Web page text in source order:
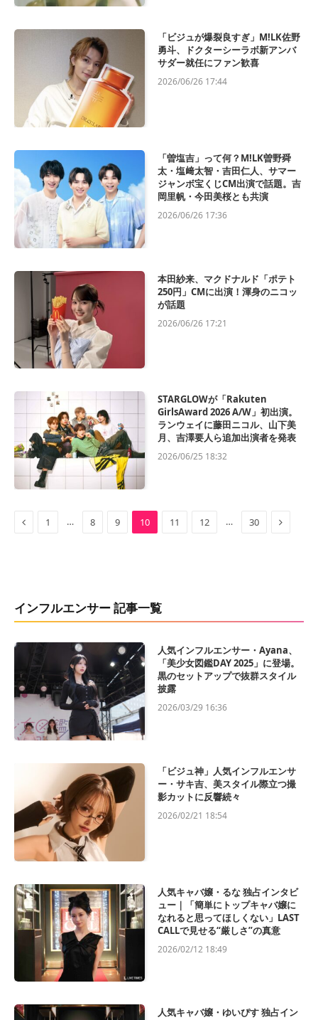
「ビジュが爆裂良すぎ」M!LK佐野
勇斗、ドクターシーラボ新アンバ
サダー就任にファン歓喜
2026/06/26 17:44
「曽塩吉」って何？M!LK曽野舜
太・塩﨑太智・吉田仁人、サマー
ジャンボ宝くじCM出演で話題。吉
岡里帆・今田美桜とも共演
2026/06/26 17:36
本田紗来、マクドナルド「ポテト
250円」CMに出演！渾身のニコッ
が話題
2026/06/26 17:21
STARGLOWが「Rakuten
GirlsAward 2026 A/W」初出演。
ランウェイに藤田ニコル、山下美
月、吉澤要人ら追加出演者を発表
2026/06/25 18:32
Previous
1 … 8 9 10 11 12 … 30 Next
インフルエンサー 記事一覧
人気インフルエンサー・Ayana、
「美少女図鑑DAY 2025」に登場。
黒のセットアップで抜群スタイル
披露
2026/03/29 16:36
「ビジュ神」人気インフルエンサ
ー・サキ吉、美スタイル際立つ撮
影カットに反響続々
2026/02/21 18:54
人気キャバ嬢・るな 独占インタビ
ュー｜「簡単にトップキャバ嬢に
なれると思ってほしくない」LAST
CALLで見せる“厳しさ”の真意
2026/02/12 18:49
人気キャバ嬢・ゆいぴす 独占イン